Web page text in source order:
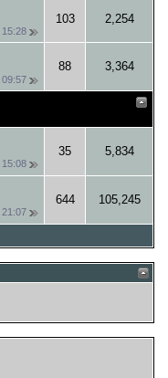
15:28
103 2,254
09:57
88 3,364
15:08
35 5,834
21:07
644 105,245